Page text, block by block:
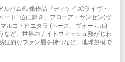
プロダクション
バム/映像作品『ディケイズ:ライヴ・
ート1位に輝き、フローア・ヤンセン(ヴ
ルコ・ヒエタラ (ベース、ヴォーカル)
など、世界のナイトウィッシュ熱がじわ
狂的なファン層を持つなど、地球規模で